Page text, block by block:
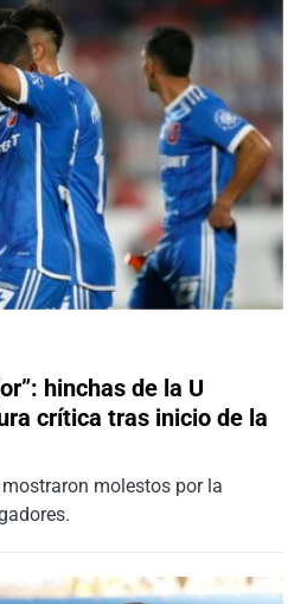
hinchas de la U
crítica tras inicio de la
molestos por la